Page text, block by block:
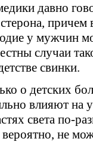
давно
причем
у мужчин
случаи
свинки.
о детских
влияют на
света по-
не